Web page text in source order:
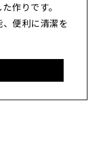
作りです。
便利に清潔を